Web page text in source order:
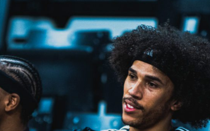
ON
Adidas Arena
Accès et informations
Arena Tour